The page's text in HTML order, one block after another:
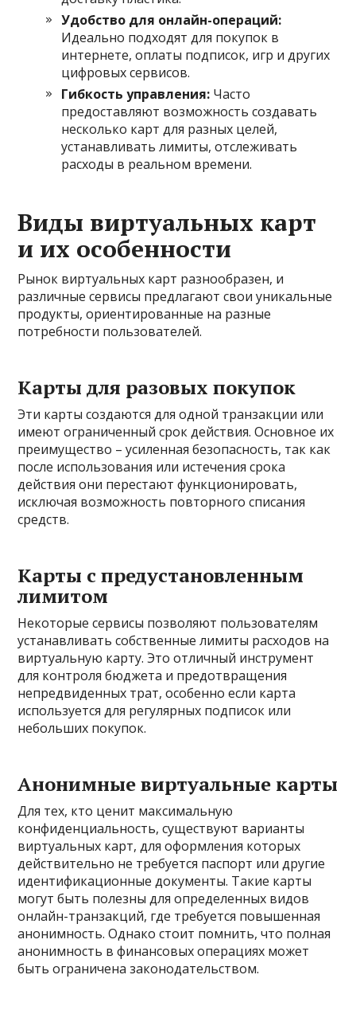
Удобство для онлайн-операций:
Идеально подходят для покупок в
интернете, оплаты подписок, игр и других
цифровых сервисов.
Гибкость управления: Часто
предоставляют возможность создавать
несколько карт для разных целей,
устанавливать лимиты, отслеживать
расходы в реальном времени.
Виды виртуальных карт
и их особенности
Рынок виртуальных карт разнообразен, и
различные сервисы предлагают свои уникальные
продукты, ориентированные на разные
потребности пользователей.
Карты для разовых покупок
Эти карты создаются для одной транзакции или
имеют ограниченный срок действия. Основное их
преимущество – усиленная безопасность, так как
после использования или истечения срока
действия они перестают функционировать,
исключая возможность повторного списания
средств.
Карты с предустановленным
лимитом
Некоторые сервисы позволяют пользователям
устанавливать собственные лимиты расходов на
виртуальную карту. Это отличный инструмент
для контроля бюджета и предотвращения
непредвиденных трат, особенно если карта
используется для регулярных подписок или
небольших покупок.
Анонимные виртуальные карты
Для тех, кто ценит максимальную
конфиденциальность, существуют варианты
виртуальных карт, для оформления которых
действительно не требуется паспорт или другие
идентификационные документы. Такие карты
могут быть полезны для определенных видов
онлайн-транзакций, где требуется повышенная
анонимность. Однако стоит помнить, что полная
анонимность в финансовых операциях может
быть ограничена законодательством.